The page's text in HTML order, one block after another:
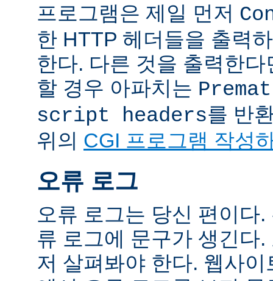
프로그램은 제일 먼저
한 HTTP 헤더들을 출력
한다. 다른 것을 출력한
할 경우 아파치는
script headers를 반
위의 CGI 프로그램 작성
오류 로그
오류 로그는 당신 편이다
류 로그에 문구가 생긴다
저 살펴봐야 한다. 웹사